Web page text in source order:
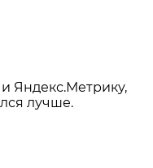
и Яндекс.Метрику,
лучше.